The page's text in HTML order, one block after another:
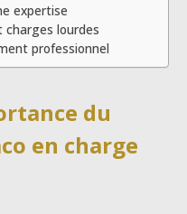
expertise
charges lourdes
professionnel
du
en charge